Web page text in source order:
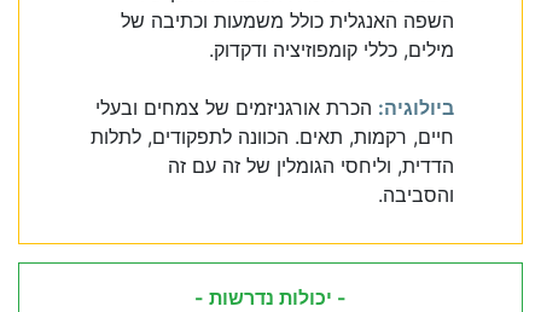
השפה האנגלית כולל משמעות וכתיבה של
מילים, כללי קומפוזיציה ודקדוק.
ביולוגיה: הכרת אורגניזמים של צמחים ובעלי
חיים, רקמות, תאים. הכוונה לתפקודים, לתלות
הדדית, וליחסי הגומלין של זה עם זה
והסביבה.
- יכולות נדרשות -